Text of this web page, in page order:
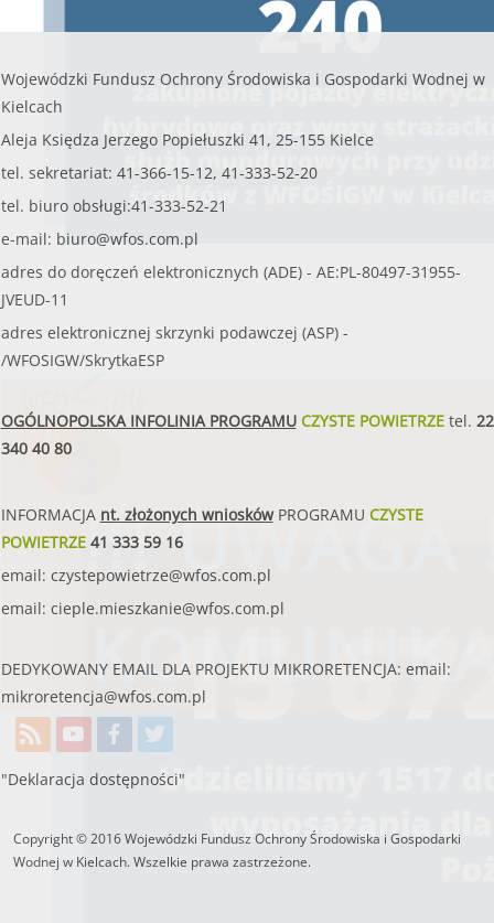
W związku z realizacją Programu
wsparcie w uzyskaniu dofinansowania i
Ponieważ proces pozyskiwania środków z
posiadania pełnomocnictwa z podpisem
WFOŚiGW w Kielcach apeluje o ostrożność.
!!! UWAGA
czytaj więcej
Wojewódzki Fundusz Ochrony
Wojewódzki Fundusz Ochrony Środowiska i Gospodarki Wodnej w
Kielcach
Aleja Księdza Jerzego Popiełuszki 41, 25-155 Kielce
tel. sekretariat: 41-366-15-12, 41-333-52-20
tel. biuro obsługi:41-333-52-21
e-mail: biuro@wfos.com.pl
adres do doręczeń elektronicznych (ADE) - AE:PL-80497-31955-
JVEUD-11
adres elektronicznej skrzynki podawczej (ASP) -
/WFOSIGW/SkrytkaESP
OGÓLNOPOLSKA INFOLINIA PROGRAMUCZYSTE POWIETRZEtel. 22
340 40 80
INFORMACJA nt. złożonych wnioskówPROGRAMU CZYSTE
POWIETRZE41 333 59 16
email: czystepowietrze@wfos.com.pl
email: cieple.mieszkanie@wfos.com.pl
DEDYKOWANY EMAIL DLA PROJEKTU MIKRORETENCJA: email:
mikroretencja@wfos.com.pl
"Deklaracja dostępności"
Copyright © 2016 Wojewódzki Fundusz Ochrony Środowiska i Gospodarki
Wodnej w Kielcach. Wszelkie prawa zastrzeżone.